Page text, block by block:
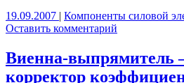
19.09.2007 | Компоненты силовой
Оставить комментарий
Виенна-выпрямитель
корректор